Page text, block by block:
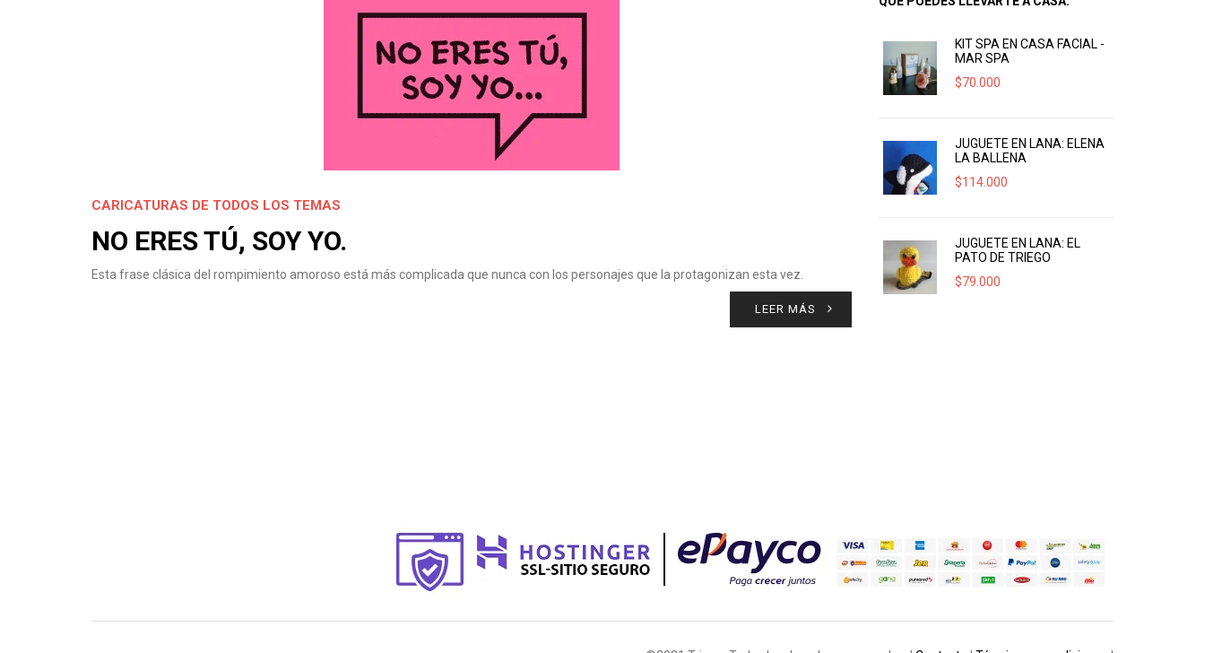
CARICATURAS DE TODOS LOS TEMAS
NO ERES TÚ, SOY YO.
Esta frase clásica del rompimiento amoroso está más complicada que nunca con los personajes que la protagonizan esta vez.
LEER MÁS
KIT SPA EN CASA FACIAL -
MAR SPA
$70.000
JUGUETE EN LANA: ELENA
LA BALLENA
$114.000
JUGUETE EN LANA: EL
PATO DE TRIEGO
$79.000